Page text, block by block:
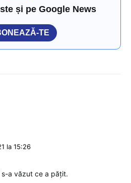
și pe Google News
TE
la 15:26
s-a văzut ce a pățit.